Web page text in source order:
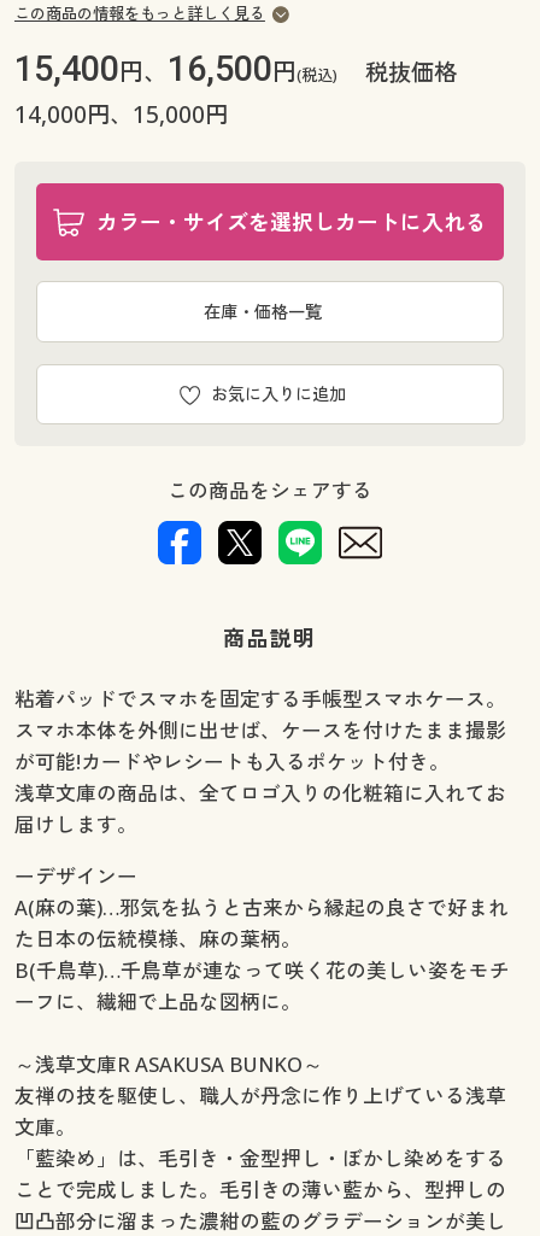
ご利用ガイド
よくある質問とお問い合わせ
この商品の情報をもっと詳しく見る
15,400円、 16,500円(税込)
税抜価格
14,000円、15,000円
カラー・サイズを選択しカートに入れる
お気に入りに追加
在庫・価格一覧
この商品をシェアする
商品説明
粘着パッドでスマホを固定する手帳型スマホケース。
スマホ本体を外側に出せば、ケースを付けたまま撮影
が可能!カードやレシートも入るポケット付き。
浅草文庫の商品は、全てロゴ入りの化粧箱に入れてお
届けします。
ーデザインー
A(麻の葉)…邪気を払うと古来から縁起の良さで好まれ
た日本の伝統模様、麻の葉柄。
B(千鳥草)…千鳥草が連なって咲く花の美しい姿をモチ
ーフに、繊細で上品な図柄に。
～浅草文庫R ASAKUSA BUNKO～
友禅の技を駆使し、職人が丹念に作り上げている浅草
文庫。
「藍染め」は、毛引き・金型押し・ぼかし染めをする
ことで完成しました。毛引きの薄い藍から、型押しの
凹凸部分に溜まった濃紺の藍のグラデーションが美し